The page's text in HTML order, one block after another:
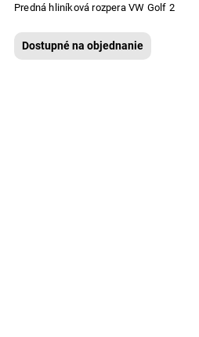
Predná hliníková rozpera VW Golf 2
Dostupné na objednanie